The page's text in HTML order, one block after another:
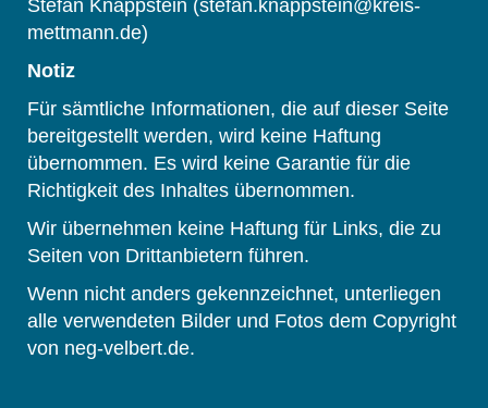
Stefan Knappstein (stefan.knappstein@kreis-
mettmann.de)
Notiz
Für sämtliche Informationen, die auf dieser Seite
bereitgestellt werden, wird keine Haftung
übernommen. Es wird keine Garantie für die
Richtigkeit des Inhaltes übernommen.
Wir übernehmen keine Haftung für Links, die zu
Seiten von Drittanbietern führen.
Wenn nicht anders gekennzeichnet, unterliegen
alle verwendeten Bilder und Fotos dem Copyright
von neg-velbert.de.